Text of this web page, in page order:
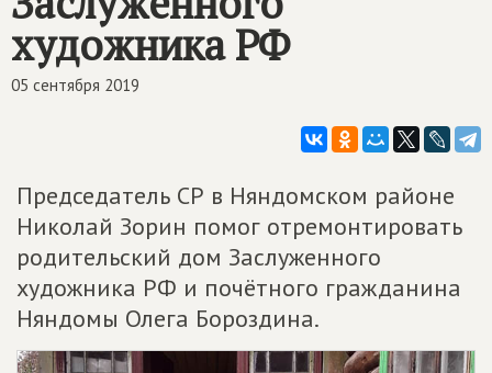
художника РФ
05 сентября 2019
Председатель СР в Няндомском районе
Николай Зорин помог отремонтировать
родительский дом Заслуженного
художника РФ и почётного гражданина
Няндомы Олега Бороздина.